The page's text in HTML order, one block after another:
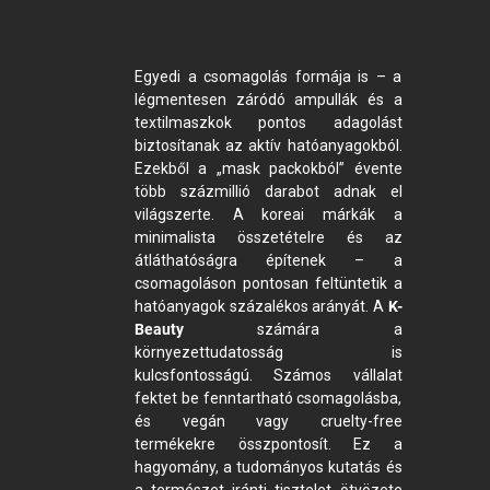
Egyedi a csomagolás formája is – a
légmentesen záródó ampullák és a
textilmaszkok pontos adagolást
biztosítanak az aktív hatóanyagokból.
Ezekből a „mask packokból” évente
több százmillió darabot adnak el
világszerte. A koreai márkák a
minimalista összetételre és az
átláthatóságra építenek – a
csomagoláson pontosan feltüntetik a
hatóanyagok százalékos arányát. A K-
Beauty számára a
környezettudatosság is
kulcsfontosságú. Számos vállalat
fektet be fenntartható csomagolásba,
és vegán vagy cruelty-free
termékekre összpontosít. Ez a
hagyomány, a tudományos kutatás és